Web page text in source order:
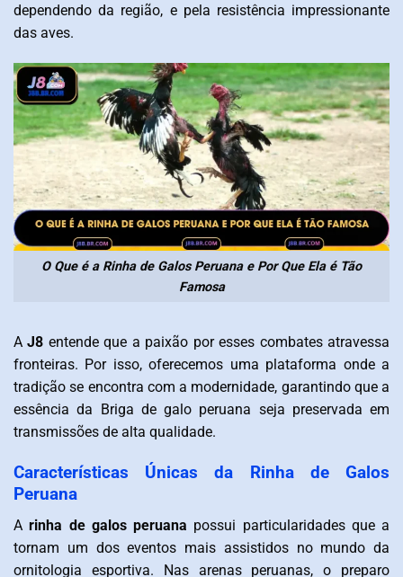
dependendo da região, e pela resistência impressionante
das aves.
O Que é a Rinha de Galos Peruana e Por Que Ela é Tão
Famosa
AJ8 entende que a paixão por esses combates atravessa
fronteiras. Por isso, oferecemos uma plataforma onde a
tradição se encontra com a modernidade, garantindo que a
essência da Briga de galo peruana seja preservada em
transmissões de alta qualidade.
Características Únicas da Rinha de Galos
Peruana
Arinha de galos peruana possui particularidades que a
tornam um dos eventos mais assistidos no mundo da
ornitologia esportiva. Nas arenas peruanas, o preparo